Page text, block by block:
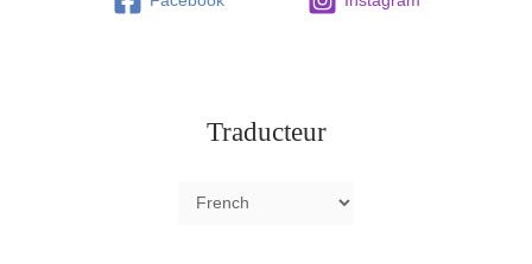
Traducteur